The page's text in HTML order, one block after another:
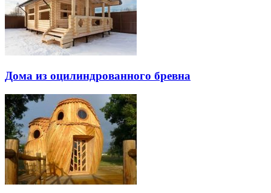
Дома из оцилиндрованного бревна